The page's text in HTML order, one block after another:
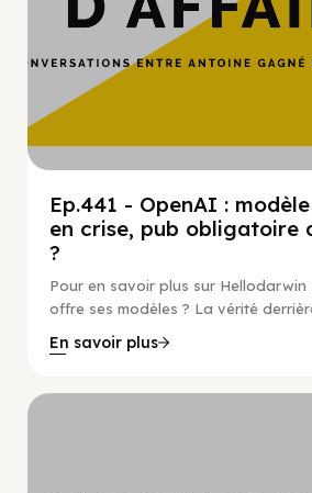
Ep.441 - OpenAI :
en crise, pub obligatoire
?
Pour en savoir plus sur Hellodarwin
offre ses modèles ? La vérité
En savoir plus